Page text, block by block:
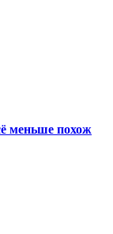
меньше похож